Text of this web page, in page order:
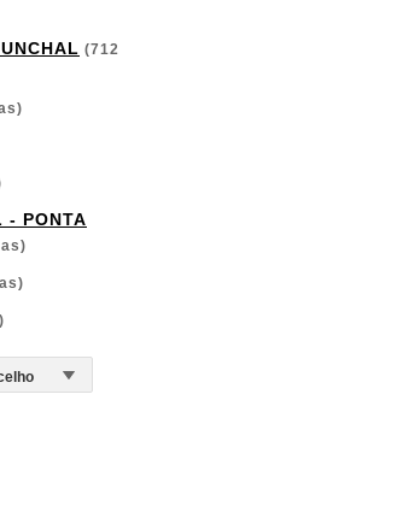
(712
- PONTA